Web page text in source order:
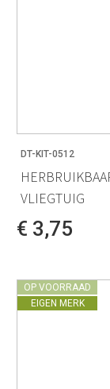
DT-KIT-0512
VLIEGTUIG
€ 3,75
OP VOORRAAD
EIGEN MERK